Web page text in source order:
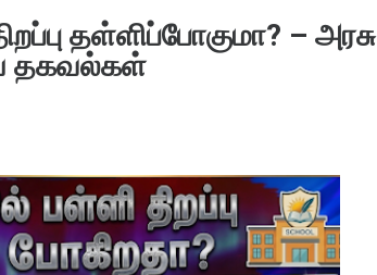
தள்ளிப்போகுமா? – அரசு
தகவல்கள்